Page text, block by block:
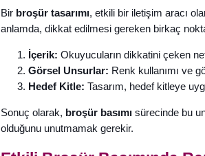
Bir broşür tasarımı, etkili bir iletişim aracı
anlamda, dikkat edilmesi gereken birkaç
İçerik: Okuyucuların dikkatini çeken
Görsel Unsurlar: Renk kullanımı ve
Hedef Kitle: Tasarım, hedef kitleye
Sonuç olarak, broşür basımı sürecinde bu
olduğunu unutmamak gerekir.